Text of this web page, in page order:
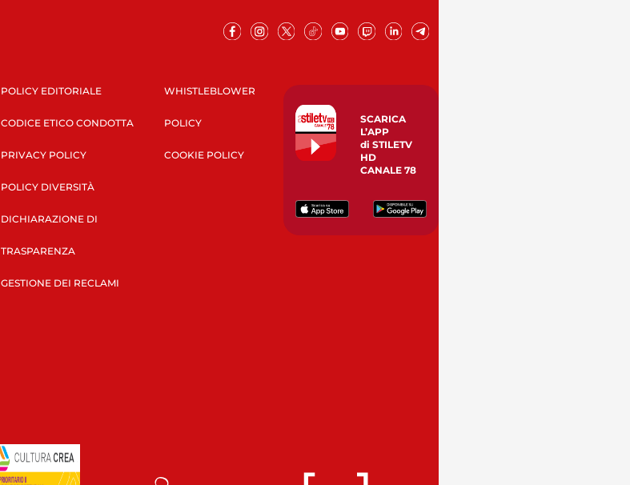
POLICY EDITORIALE
CODICE ETICO CONDOTTA
PRIVACY POLICY
POLICY DIVERSITÀ
DICHIARAZIONE DI
TRASPARENZA
GESTIONE DEI RECLAMI
WHISTLEBLOWER
POLICY
COOKIE POLICY
SCARICA
L’APP
di STILETV
HD
CANALE 78